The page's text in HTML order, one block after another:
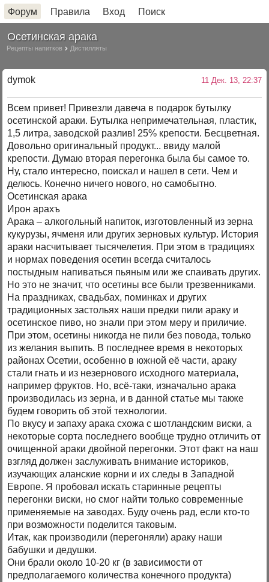
Форум Правила Вход Поиск
Осетинская арака
Рецепты напитков Дистилляты
dymok 11 Дек. 13, 22:37
Всем привет! Привезли давеча в подарок бутылку
осетинской араки. Бутылка непримечательная, пластик,
1,5 литра, заводской разлив! 25% крепости. Бесцветная.
Довольно оригинальный продукт... ввиду малой
крепости. Думаю вторая перегонка была бы самое то.
Ну, стало интересно, поискал и нашел в сети. Чем и
делюсь. Конечно ничего нового, но самобытно.
Осетинская арака
Ирон арахъ
Арака – алкогольный напиток, изготовленный из зерна
кукурузы, ячменя или других зерновых культур. История
араки насчитывает тысячелетия. При этом в традициях
и нормах поведения осетин всегда считалось
постыдным напиваться пьяным или же спаивать других.
Но это не значит, что осетины все были трезвенниками.
На праздниках, свадьбах, поминках и других
традиционных застольях наши предки пили араку и
осетинское пиво, но знали при этом меру и приличие.
При этом, осетины никогда не пили без повода, только
из желания выпить. В последнее время в некоторых
районах Осетии, особенно в южной её части, араку
стали гнать и из незернового исходного материала,
например фруктов. Но, всё-таки, изначально арака
производилась из зерна, и в данной статье мы также
будем говорить об этой технологии.
По вкусу и запаху арака схожа с шотландским виски, а
некоторые сорта последнего вообще трудно отличить от
очищенной араки двойной перегонки. Этот факт на наш
взгляд должен заслуживать внимание историков,
изучающих аланские корни и их следы в Западной
Европе. Я пробовал искать старинные рецепты
перегонки виски, но смог найти только современные
применяемые на заводах. Буду очень рад, если кто-то
при возможности поделится таковым.
Итак, как производили (перегоняли) араку наши
бабушки и дедушки.
Они брали около 10-20 кг (в зависимости от
предполагаемого количества конечного продукта)